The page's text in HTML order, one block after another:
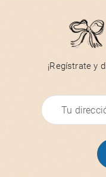
¡Regístrate y